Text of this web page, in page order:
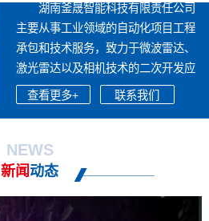
湖南釜晟智能科技有限责任公司
主要从事工业领域的自动化项目工程
承包和技术服务，致力于微波雷达、
激光雷达以及相机技术的二次开发应
用，...
查看更多+ 联系我们
NEWS
新闻 动态